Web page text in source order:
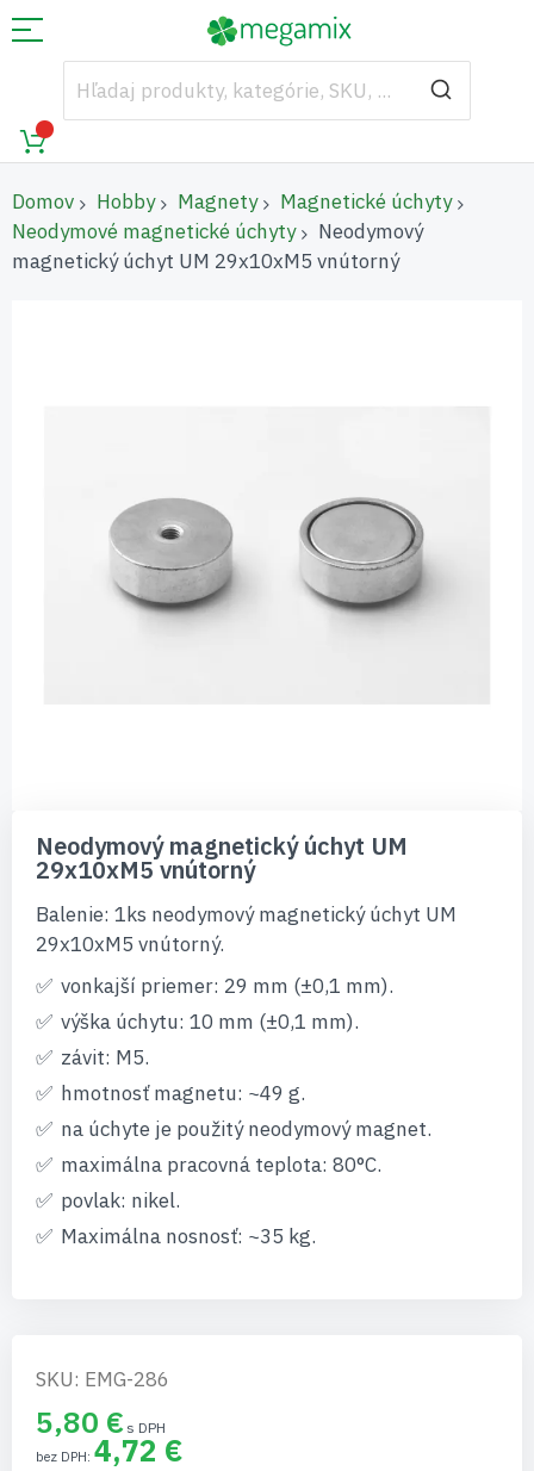
Domov Hobby Magnety
Magnetické úchyty
Neodymové magnetické úchyty
Neodymový
magnetický úchyt UM 29x10xM5 vnútorný
začiatok
galérie
Neodymový magnetický úchyt UM
29x10xM5 vnútorný
Balenie: 1ks neodymový magnetický úchyt UM
29x10xM5 vnútorný.
vonkajší priemer: 29 mm (±0,1 mm).
výška úchytu: 10 mm (±0,1 mm).
závit: M5.
hmotnosť magnetu: ~49 g.
na úchyte je použitý neodymový magnet.
maximálna pracovná teplota: 80°C.
povlak: nikel.
Maximálna nosnosť: ~35 kg.
SKU: EMG-286
5,80 €
4,72 €